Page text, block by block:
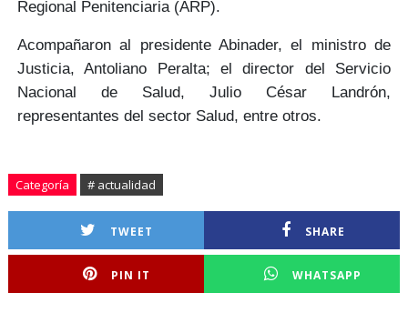
Regional Penitenciaria (ARP).
Acompañaron al presidente Abinader, el ministro de
Justicia,Antoliano Peralta; el director del Servicio
Nacional de Salud, Julio César Landrón,
representantes del sector Salud, entre otros.
Categoría # actualidad
TWEET SHARE
PIN IT WHATSAPP